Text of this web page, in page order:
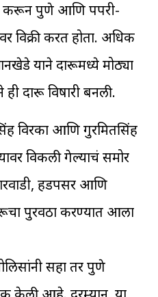
करून पुणे आणि पिंपरी-
विक्री करत होता. अधिक
याने दारूमध्ये मोठ्या
दारू विषारी बनली.
विरका आणि गुरमितसिंह
विकली गेल्याचं समोर
हडपसर आणि
पुरवठा करण्यात आला
सहा तर पुणे